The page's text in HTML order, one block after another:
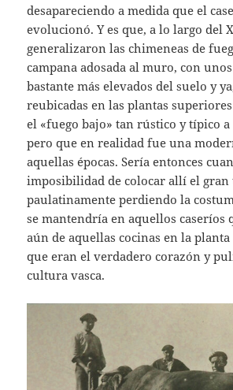
desapareciendo a medida que el
evolucionó. Y es que, a lo largo del
generalizaron las chimeneas de
campana adosada al muro, con
bastante más elevados del suelo y
reubicadas en las plantas
el «fuego bajo» tan rústico y típico
pero que en realidad fue una
aquellas épocas. Sería entonces
imposibilidad de colocar allí el gran
paulatinamente perdiendo la
se mantendría en aquellos caseríos
aún de aquellas cocinas en la
que eran el verdadero corazón y
cultura vasca.